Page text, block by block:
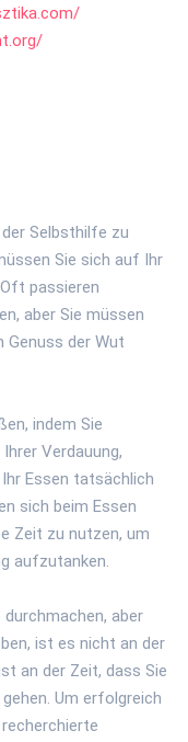
ika.com/
der Selbsthilfe zu
Sie sich auf Ihr
passieren
aber Sie müssen
Genuss der Wut
indem Sie
Verdauung,
Essen tatsächlich
sich beim Essen
Zeit zu nutzen, um
aufzutanken.
durchmachen, aber
ist es nicht an der
an der Zeit, dass Sie
Um erfolgreich